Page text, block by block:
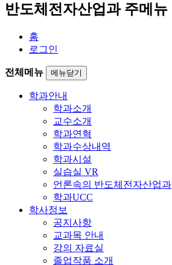
반도체전자산업과 주메뉴
홈
로그인
전체메뉴 메뉴닫기
학과안내
학과소개
교수소개
학과연혁
학과수상내역
학과시설
실습실 VR
언론속의 반도체전자산업과
학과UCC
학사정보
공지사항
교과목 안내
강의 자료실
졸업작품 소개